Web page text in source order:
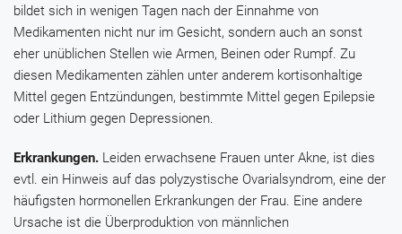
bildet sich in wenigen Tagen nach der Einnahme von
Medikamenten nicht nur im Gesicht, sondern auch an sonst
eher unüblichen Stellen wie Armen, Beinen oder Rumpf. Zu
diesen Medikamenten zählen unter anderem kortisonhaltige
Mittel gegen Entzündungen, bestimmte Mittel gegen Epilepsie
oder Lithium gegen Depressionen.
Erkrankungen. Leiden erwachsene Frauen unter Akne, ist dies
evtl. ein Hinweis auf das polyzystische Ovarialsyndrom, eine der
häufigsten hormonellen Erkrankungen der Frau. Eine andere
Ursache ist die Überproduktion von männlichen